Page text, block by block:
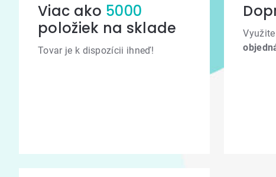
Viac ako 5000
položiek na sklade
Tovar je k dispozícii ihneď!